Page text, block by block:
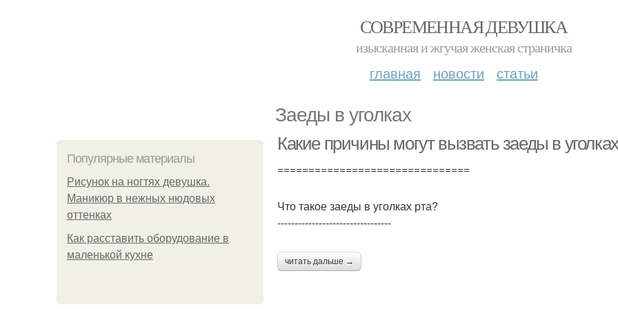
СОВРЕМЕННАЯ ДЕВУШКА
изысканная и жгучая женская страничка
главная новости статьи
Заеды в уголках
Популярные материалы
Рисунок на ногтях девушка.
Маникюр в нежных нюдовых
оттенках
Как расставить оборудование в
маленькой кухне
Какие причины могут вызвать заеды в
===============================
Что такое заеды в уголках рта?
---------------------------------
читать дальше →